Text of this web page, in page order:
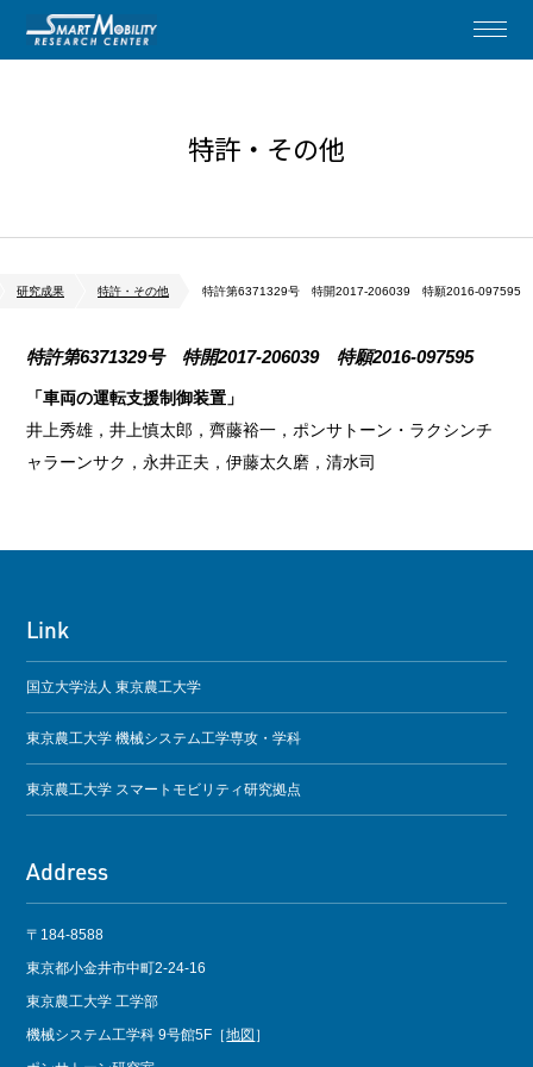
特許・その他
研究成果 特許・その他 特許第6371329号 特開2017-206039 特願2016-097595
特許第6371329号 特開2017-206039 特願2016-097595
「車両の運転支援制御装置」
井上秀雄，井上慎太郎，齊藤裕一，ポンサトーン・ラクシンチ
ャラーンサク，永井正夫，伊藤太久磨，清水司
Link
国立大学法人 東京農工大学
東京農工大学 機械システム工学専攻・学科
東京農工大学 スマートモビリティ研究拠点
Address
〒184-8588
東京都小金井市中町2-24-16
東京農工大学 工学部
機械システム工学科 9号館5F［地図 ］